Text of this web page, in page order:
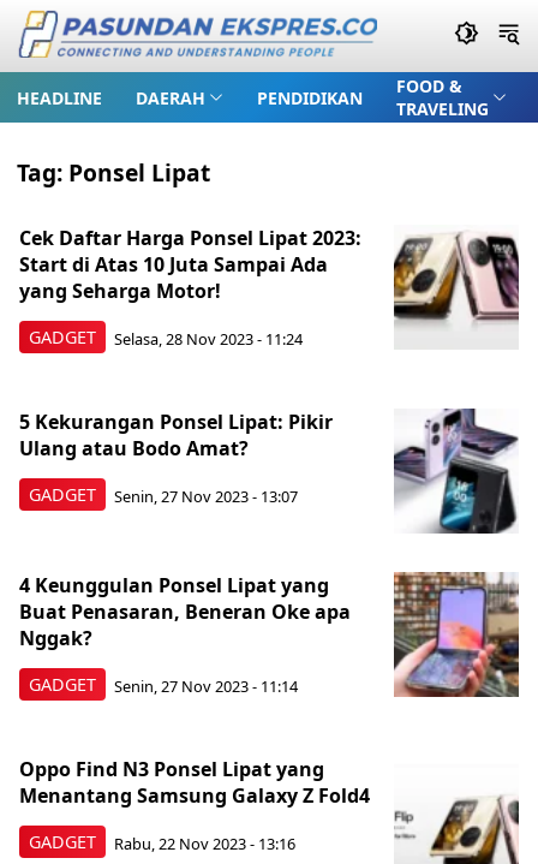
HEADLINE DAERAH PENDIDIKAN
FOOD &
TRAVELING
Tag: Ponsel Lipat
GADGET
Cek Daftar Harga Ponsel Lipat 2023:
Start di Atas 10 Juta Sampai Ada
yang Seharga Motor!
Selasa, 28 Nov 2023 - 11:24
GADGET
5 Kekurangan Ponsel Lipat: Pikir
Ulang atau Bodo Amat?
Senin, 27 Nov 2023 - 13:07
GADGET
4 Keunggulan Ponsel Lipat yang
Buat Penasaran, Beneran Oke apa
Nggak?
Senin, 27 Nov 2023 - 11:14
GADGET
Oppo Find N3 Ponsel Lipat yang
Menantang Samsung Galaxy Z Fold4
Rabu, 22 Nov 2023 - 13:16